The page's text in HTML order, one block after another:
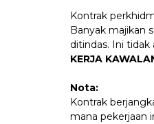
Kontrak
Banyak majikan
ditindas. Ini tidak
KERJA
Nota:
Kontrak
mana pekerjaan